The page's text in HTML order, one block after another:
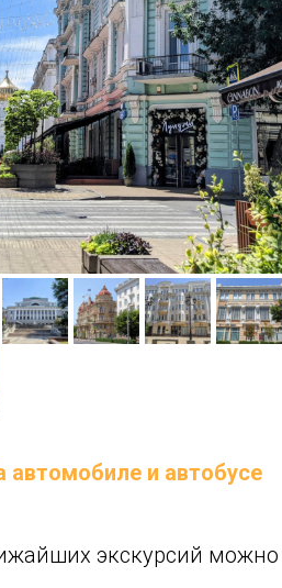
автомобиле и автобусе
экскурсий можно